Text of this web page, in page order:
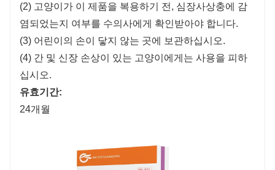
(2) 고양이가 이 제품을 복용하기 전, 심장사상충에 감
염되었는지 여부를 수의사에게 확인받아야 합니다.
(3) 어린이의 손이 닿지 않는 곳에 보관하십시오.
(4) 간 및 신장 손상이 있는 고양이에게는 사용을 피하
십시오.
유효기간:
24개월